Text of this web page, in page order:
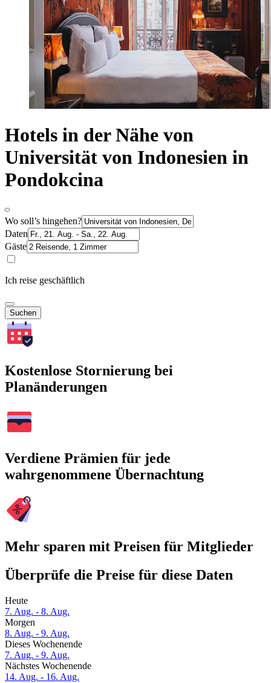
Hotels in der Nähe von
Universität von Indonesien in
Pondokcina
Wo soll’s hingehen?
Daten
Gäste
Ich reise geschäftlich
Suchen
Kostenlose Stornierung bei
Planänderungen
Verdiene Prämien für jede
wahrgenommene Übernachtung
Mehr sparen mit Preisen für Mitglieder
Überprüfe die Preise für diese Daten
Heute
7. Aug. - 8. Aug.
Morgen
8. Aug. - 9. Aug.
Dieses Wochenende
7. Aug. - 9. Aug.
Nächstes Wochenende
14. Aug. - 16. Aug.